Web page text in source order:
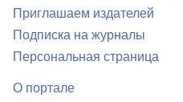
Приглашаем издателей
Подписка на журналы
Персональная страница
О портале